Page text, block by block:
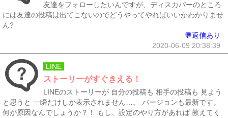
友達をフォローしたいんですが、ディスカバーのところ
には友達の投稿は出てこないのでどうやってやればいいかわかりませ
ん?
💬返信あり
2020-06-09 20:38:39
LINE
ストーリーがすぐきえる！
LINEのストーリーが 自分の投稿も 相手の投稿も 見よう
と思うと 一瞬だけしか表示されません…。 バージョンも最新です。
何が原因なんでしょうか？！ もし、設定のやり方があれば 教えてく